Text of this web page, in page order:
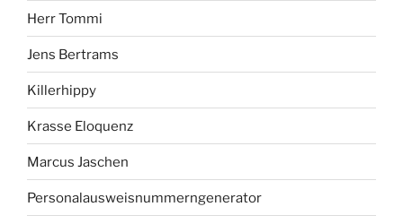
Herr Tommi
Jens Bertrams
Killerhippy
Krasse Eloquenz
Marcus Jaschen
Personalausweisnummerngenerator